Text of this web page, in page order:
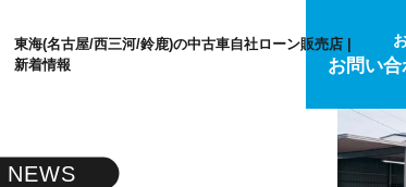
東海(名古屋/西三河/鈴鹿)の中古車自社ローン販売店 |
新着情報
お問い
NEWS